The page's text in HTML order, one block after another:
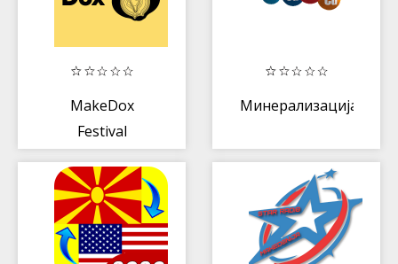
MakeDox
Festival
Минерализација